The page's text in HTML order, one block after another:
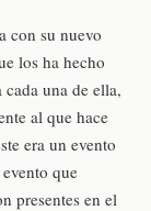
con su nuevo
los ha hecho
una de ella,
al que hace
era un evento
que
presentes en el